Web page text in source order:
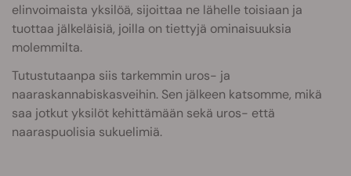
elinvoimaista yksilöä, sijoittaa ne lähelle toisiaan ja
tuottaa jälkeläisiä, joilla on tiettyjä ominaisuuksia
molemmilta.
Tutustutaanpa siis tarkemmin uros- ja
naaraskannabiskasveihin. Sen jälkeen katsomme, mikä
saa jotkut yksilöt kehittämään sekä uros- että
naaraspuolisia sukuelimiä.